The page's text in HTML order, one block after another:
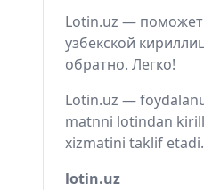
Lotin.uz — поможет
узбекской
обратно. Легко!
Lotin.uz —
matnni lotindan
xizmatini taklif etadi.
lotin.uz